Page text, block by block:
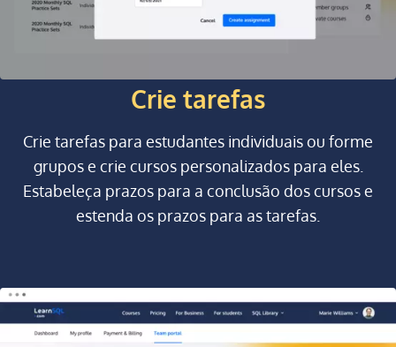
Crie tarefas
Crie tarefas para estudantes individuais ou forme
grupos e crie cursos personalizados para eles.
Estabeleça prazos para a conclusão dos cursos e
estenda os prazos para as tarefas.